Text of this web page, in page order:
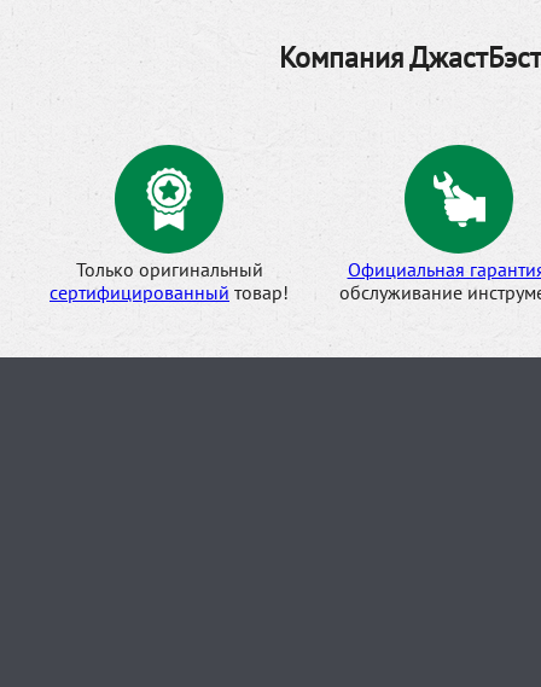
Компания
Только оригинальный
сертифицированный товар!
Официальная
обслуживание